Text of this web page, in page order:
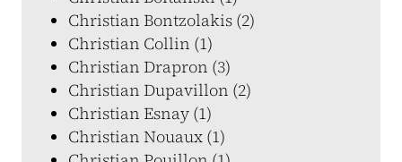
Christian Bontzolakis (2)
Christian Collin (1)
Christian Drapron (3)
Christian Dupavillon (2)
Christian Esnay (1)
Christian Nouaux (1)